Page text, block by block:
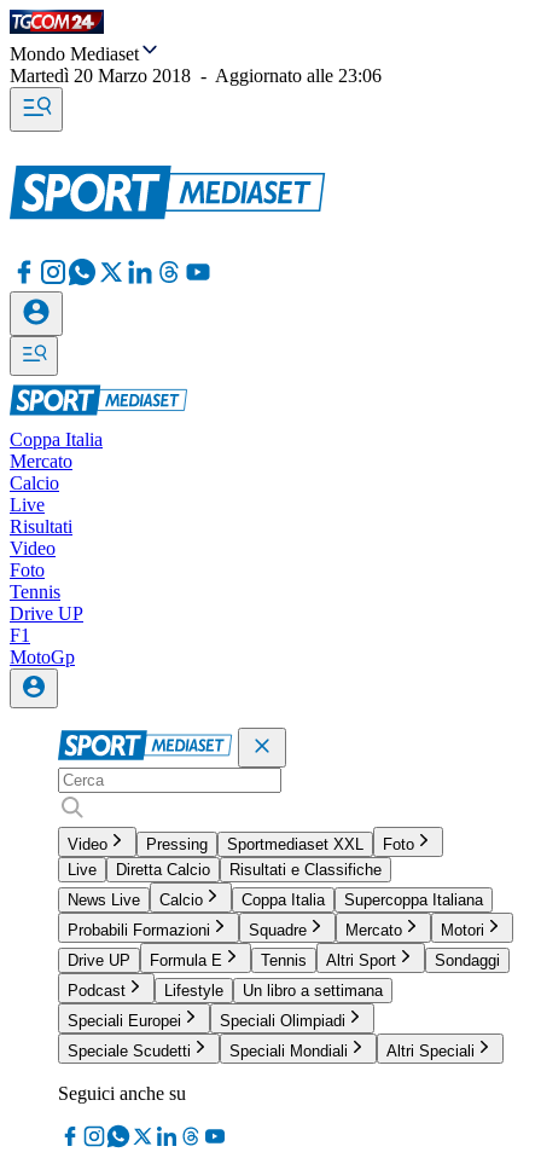
Mondo Mediaset
Martedì 20 Marzo 2018 - Aggiornato alle 23:06
Coppa Italia
Mercato
Calcio
Live
Risultati
Video
Foto
Tennis
Drive UP
F1
MotoGp
Video Pressing Sportmediaset XXL
Foto
Live
Diretta Calcio
Risultati e Classifiche
News Live
Calcio Coppa Italia
Supercoppa Italiana
Probabili Formazioni
Squadre Mercato
Motori
Drive UP
Formula E Tennis Altri Sport
Sondaggi
Podcast
Lifestyle
Un libro a settimana
Speciali Europei
Speciali Olimpiadi
Speciale Scudetti
Speciali Mondiali Altri Speciali
Seguici anche su